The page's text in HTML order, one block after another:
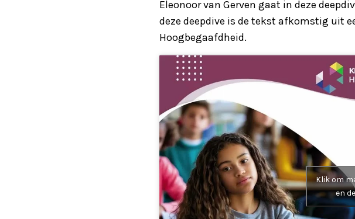
Eleonoor van Gerven gaat in deze
deze deepdive is de tekst afkomstig uit
Hoogbegaafdheid.
Klik om
en